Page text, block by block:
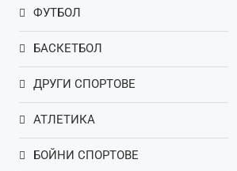
ФУТБОЛ
БАСКЕТБОЛ
ДРУГИ СПОРТОВЕ
АТЛЕТИКА
БОЙНИ СПОРТОВЕ